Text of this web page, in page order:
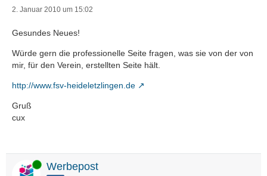
2. Januar 2010 um 15:02
Gesundes Neues!
Würde gern die professionelle Seite fragen, was sie von der von
mir, für den Verein, erstellten Seite hält.
http://www.fsv-heideletzlingen.de
Gruß
cux
Online Werbepost